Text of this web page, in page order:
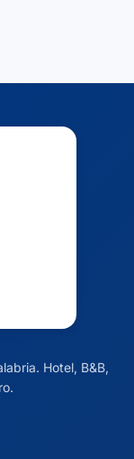
Hotel, B&B,